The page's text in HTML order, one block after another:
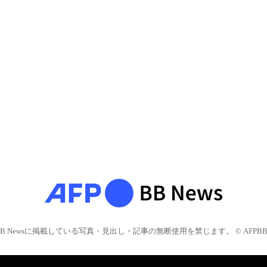
Newsに掲載している写真・見出し・記事の無断使用を禁じます。 © AFPBB